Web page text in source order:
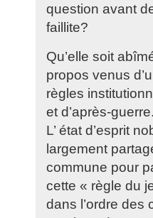
question avant
faillite?
Qu’elle soit
propos venus
règles
et d’après-guerre.
L’ état d’esprit
largement
commune pour
cette « règle du
dans l’ordre des